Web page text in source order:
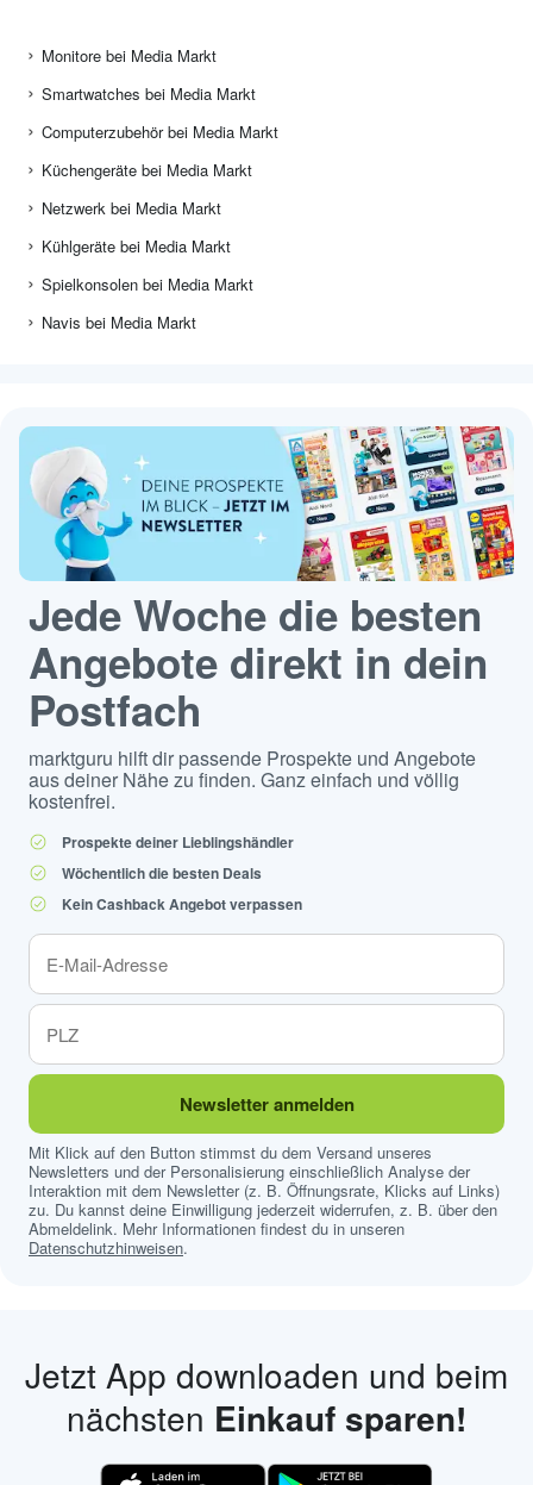
Monitore bei Media Markt
Smartwatches bei Media Markt
Computerzubehör bei Media Markt
Küchengeräte bei Media Markt
Netzwerk bei Media Markt
Kühlgeräte bei Media Markt
Spielkonsolen bei Media Markt
Navis bei Media Markt
Jede Woche die besten
Angebote direkt in dein
Postfach
marktguru hilft dir passende Prospekte und Angebote
aus deiner Nähe zu finden. Ganz einfach und völlig
kostenfrei.
Prospekte deiner Lieblingshändler
Wöchentlich die besten Deals
Kein Cashback Angebot verpassen
Newsletter anmelden
Mit Klick auf den Button stimmst du dem Versand unseres
Newsletters und der Personalisierung einschließlich Analyse der
Interaktion mit dem Newsletter (z. B. Öffnungsrate, Klicks auf Links)
zu. Du kannst deine Einwilligung jederzeit widerrufen, z. B. über den
Abmeldelink. Mehr Informationen findest du in unseren
Datenschutzhinweisen.
Jetzt App downloaden und beim
nächsten Einkauf sparen!